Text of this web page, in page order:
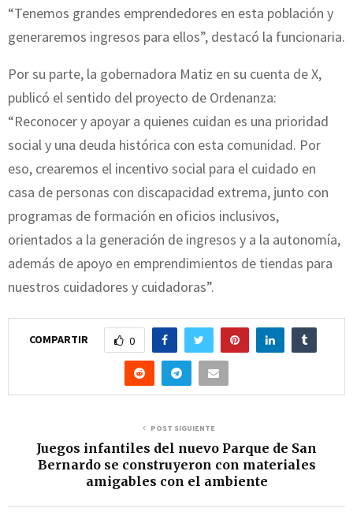
“Tenemos grandes emprendedores en esta población y
generaremos ingresos para ellos”, destacó la funcionaria.
Por su parte, la gobernadora Matiz en su cuenta de X,
publicó el sentido del proyecto de Ordenanza:
“Reconocer y apoyar a quienes cuidan es una prioridad
social y una deuda histórica con esta comunidad. Por
eso, crearemos el incentivo social para el cuidado en
casa de personas con discapacidad extrema, junto con
programas de formación en oficios inclusivos,
orientados a la generación de ingresos y a la autonomía,
además de apoyo en emprendimientos de tiendas para
nuestros cuidadores y cuidadoras”.
COMPARTIR 0
POST SIGUIENTE
Juegos infantiles del nuevo Parque de San
Bernardo se construyeron con materiales
amigables con el ambiente